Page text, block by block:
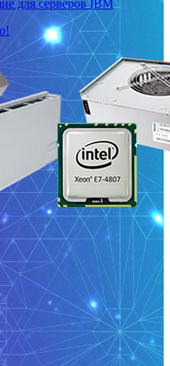
для серверов IBM